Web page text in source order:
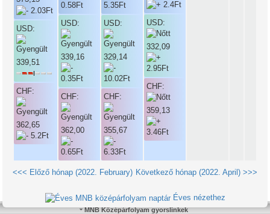
USD:
339,51
CHF:
362,65
USD:
339,16
CHF:
362,00
USD:
329,14
CHF:
355,67
USD:
332,09
CHF:
359,13
<<< Előző hónap (2022. February) Következő hónap (2022. April) >>>
Éves nézethez
MNB Középárfolyam gyorslinkek